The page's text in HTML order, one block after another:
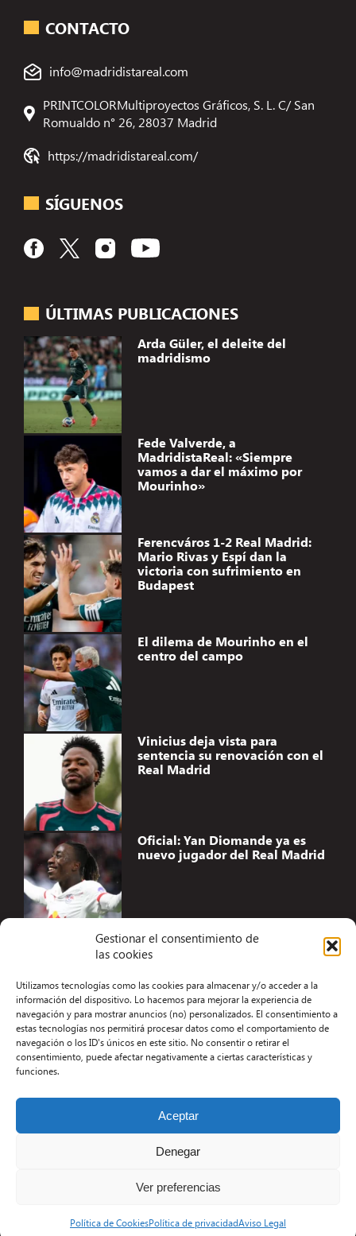
Gestionar el consentimiento de
las cookies
Utilizamos tecnologías como las cookies para almacenar y/o acceder a la
información del dispositivo. Lo hacemos para mejorar la experiencia de
navegación y para mostrar anuncios (no) personalizados. El consentimiento a
estas tecnologías nos permitirá procesar datos como el comportamiento de
navegación o los ID's únicos en este sitio. No consentir o retirar el
consentimiento, puede afectar negativamente a ciertas características y
funciones.
Aceptar
Denegar
Ver preferencias
Política de CookiesPolítica de privacidadAviso Legal
ÚLTIMAS PUBLICACIONES
Arda Güler, el deleite del
madridismo
Fede Valverde, a
MadridistaReal: «Siempre
vamos a dar el máximo por
Mourinho»
Ferencváros 1-2 Real Madrid:
Mario Rivas y Espí dan la
victoria con sufrimiento en
Budapest
El dilema de Mourinho en el
centro del campo
Vinicius deja vista para
sentencia su renovación con el
Real Madrid
Oficial: Yan Diomande ya es
nuevo jugador del Real Madrid
CONTACTO
info@madridistareal.com
PRINTCOLORMultiproyectos Gráficos, S. L. C/ San
Romualdo n° 26, 28037 Madrid
https://madridistareal.com/
SÍGUENOS
Aviso Legal
Términos y condiciones
Política de privacidad
Contacto
Desarrollo Web por Kiwop